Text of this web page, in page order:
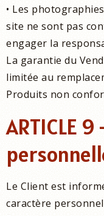
• Les
site ne sont pas
engager la
La garantie du
limitée au
Produits non
ARTICLE
Le Client est
caractère